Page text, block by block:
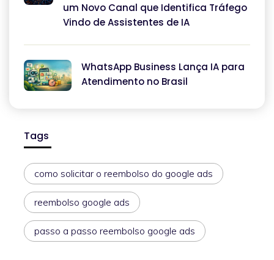
um Novo Canal que Identifica Tráfego
Vindo de Assistentes de IA
WhatsApp Business Lança IA para
Atendimento no Brasil
Tags
como solicitar o reembolso do google ads
reembolso google ads
passo a passo reembolso google ads